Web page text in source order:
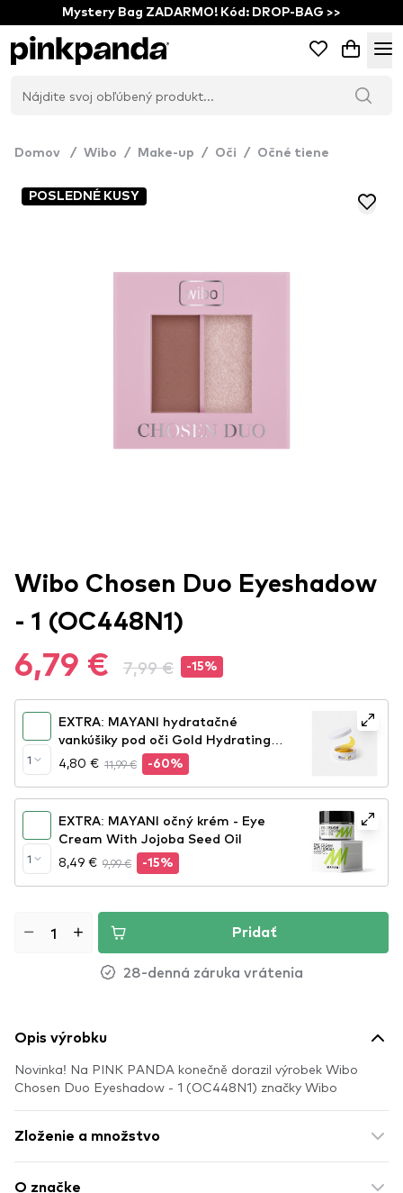
Mystery Bag ZADARMO! Kód: DROP-BAG >>
Domov / Wibo / Make-up / Oči / Očné tiene
POSLEDNÉ KUSY
Wibo Chosen Duo Eyeshadow
- 1 (OC448N1)
6,79 € 7,99 € -15%
1
EXTRA: MAYANI hydratačné
vankúšiky pod oči Gold Hydrating
Eye Patches
4,80 € 11,99 € -60%
1
EXTRA: MAYANI očný krém - Eye
Cream With Jojoba Seed Oil
8,49 € 9,99 € -15%
Pridať
28-denná záruka vrátenia
Opis výrobku
Novinka! Na PINK PANDA konečně dorazil výrobek Wibo
Chosen Duo Eyeshadow - 1 (OC448N1) značky Wibo
Zloženie a množstvo
O značke